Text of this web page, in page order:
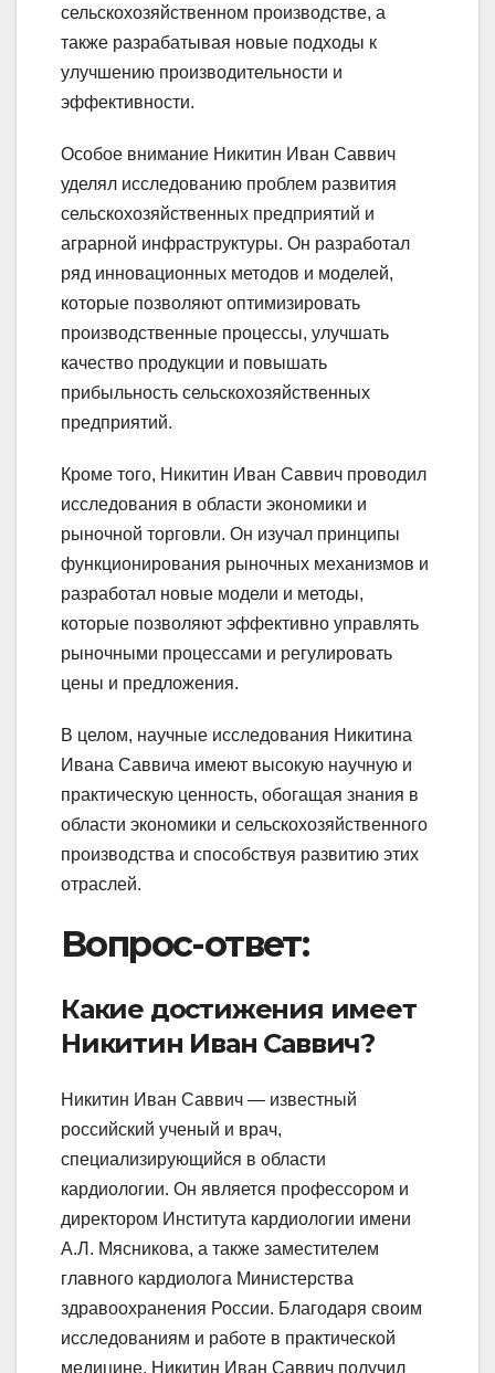
сельскохозяйственном производстве, а
также разрабатывая новые подходы к
улучшению производительности и
эффективности.
Особое внимание Никитин Иван Саввич
уделял исследованию проблем развития
сельскохозяйственных предприятий и
аграрной инфраструктуры. Он разработал
ряд инновационных методов и моделей,
которые позволяют оптимизировать
производственные процессы, улучшать
качество продукции и повышать
прибыльность сельскохозяйственных
предприятий.
Кроме того, Никитин Иван Саввич проводил
исследования в области экономики и
рыночной торговли. Он изучал принципы
функционирования рыночных механизмов и
разработал новые модели и методы,
которые позволяют эффективно управлять
рыночными процессами и регулировать
цены и предложения.
В целом, научные исследования Никитина
Ивана Саввича имеют высокую научную и
практическую ценность, обогащая знания в
области экономики и сельскохозяйственного
производства и способствуя развитию этих
отраслей.
Вопрос-ответ:
Какие достижения имеет
Никитин Иван Саввич?
Никитин Иван Саввич — известный
российский ученый и врач,
специализирующийся в области
кардиологии. Он является профессором и
директором Института кардиологии имени
А.Л. Мясникова, а также заместителем
главного кардиолога Министерства
здравоохранения России. Благодаря своим
исследованиям и работе в практической
медицине, Никитин Иван Саввич получил